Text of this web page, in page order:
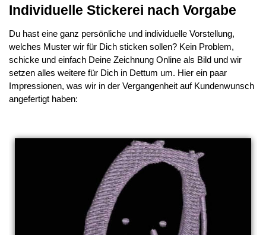
Individuelle Stickerei nach Vorgabe
Du hast eine ganz persönliche und individuelle Vorstellung,
welches Muster wir für Dich sticken sollen? Kein Problem,
schicke und einfach Deine Zeichnung Online als Bild und wir
setzen alles weitere für Dich in Dettum um. Hier ein paar
Impressionen, was wir in der Vergangenheit auf Kundenwunsch
angefertigt haben: